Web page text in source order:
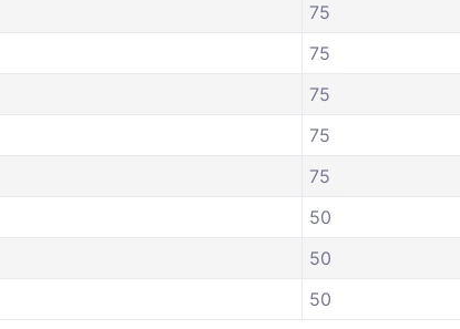
75
75
75
75
75
50
50
50